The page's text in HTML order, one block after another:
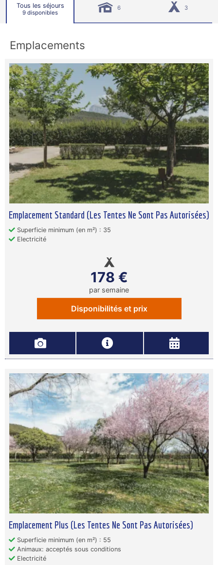
Tous les séjours
9 disponibles
6 3
Emplacements
Emplacement Standard (Les Tentes Ne Sont Pas Autorisées)
Superficie minimum (en m²) : 35
Electricité
178 €
par semaine
Disponibilités et prix
Emplacement Plus (Les Tentes Ne Sont Pas Autorisées)
Superficie minimum (en m²) : 55
Animaux: acceptés sous conditions
Electricité